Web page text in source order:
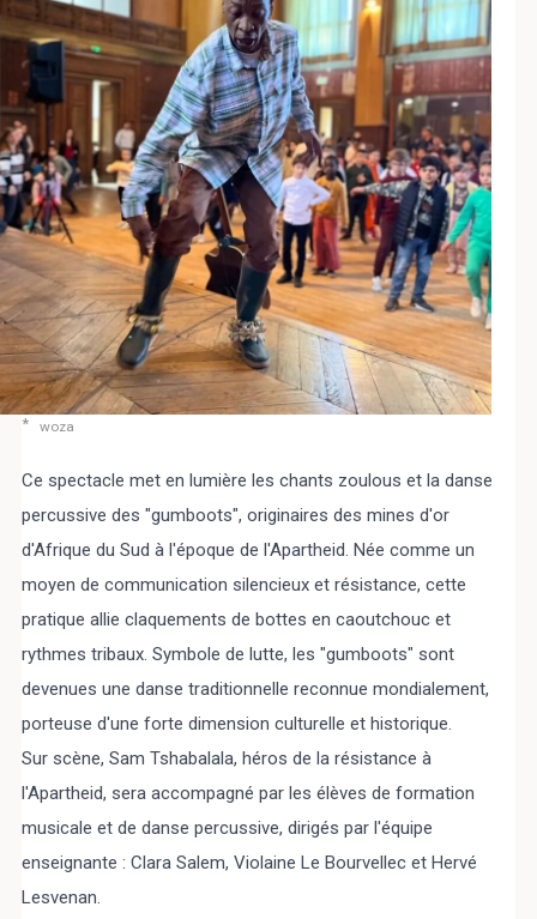
Select Language ▼
BREZHONEG
woza
Ce spectacle met en lumière les chants zoulous et la danse
percussive des "gumboots", originaires des mines d'or
d'Afrique du Sud à l'époque de l'Apartheid. Née comme un
moyen de communication silencieux et résistance, cette
pratique allie claquements de bottes en caoutchouc et
rythmes tribaux. Symbole de lutte, les "gumboots" sont
devenues une danse traditionnelle reconnue mondialement,
porteuse d'une forte dimension culturelle et historique.
Sur scène, Sam Tshabalala, héros de la résistance à
l'Apartheid, sera accompagné par les élèves de formation
musicale et de danse percussive, dirigés par l'équipe
enseignante : Clara Salem, Violaine Le Bourvellec et Hervé
Lesvenan.